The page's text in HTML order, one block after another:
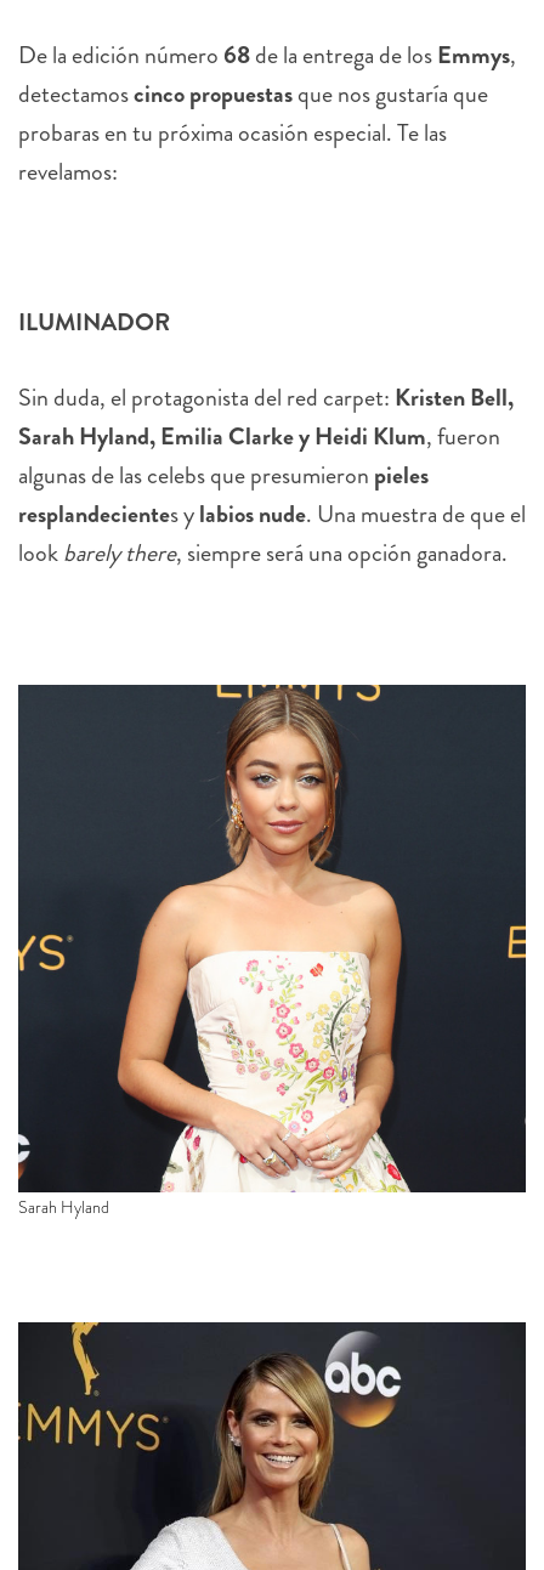
De la edición número 68de la entrega de losEmmys,
detectamoscincopropuestasque nos gustaría que
probaras en tu próxima ocasión especial. Te las
revelamos:
ILUMINADOR
Sin duda, el protagonista del red carpet: Kristen Bell,
Sarah Hyland, Emilia Clarke y Heidi Klum, fueron
algunas de las celebs que presumieron pieles
resplandecientes ylabios nude. Una muestra de que el
lookbarely there, siempre será una opción ganadora.
Sarah Hyland